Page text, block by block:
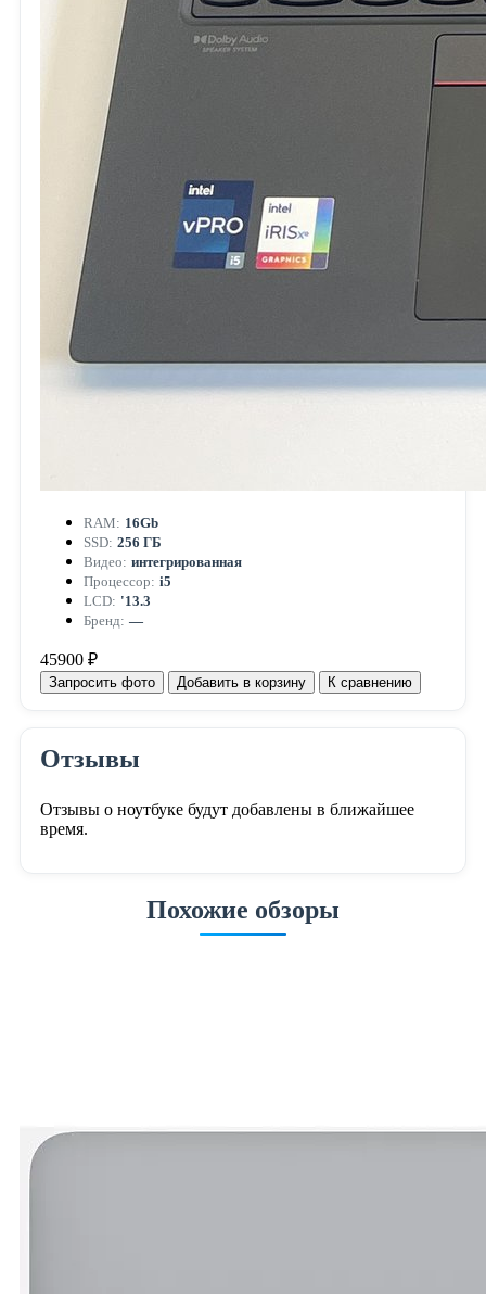
RAM: 16Gb
SSD: 256 ГБ
Видео: интегрированная
Процессор: i5
LCD: '13.3
Бренд: —
45900 ₽
Запросить фото Добавить в корзину К сравнению
Отзывы
Отзывы о ноутбуке будут добавлены в ближайшее
время.
Похожие обзоры